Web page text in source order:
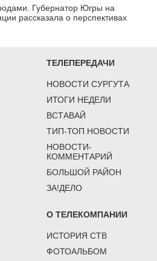
Губернатор Югры на
рассказала о перспективах
ТЕЛЕПЕРЕДАЧИ
НОВОСТИ СУРГУТА
ИТОГИ НЕДЕЛИ
ВСТАВАЙ
ТИП-ТОП НОВОСТИ
НОВОСТИ-
КОММЕНТАРИЙ
БОЛЬШОЙ РАЙОН
ЗА!ДЕЛО
О ТЕЛЕКОМПАНИИ
ИСТОРИЯ СТВ
ФОТОАЛЬБОМ